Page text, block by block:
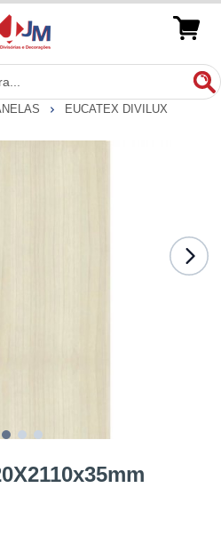
EUCATEX DIVILUX